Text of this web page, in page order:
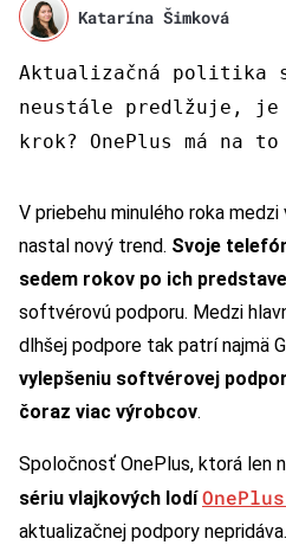
Katarína Šimková
Aktualizačná politika
neustále predlžuje, je
krok? OnePlus má na
V priebehu minulého roka
nastal nový trend. Svoje
sedem rokov po ich
softvérovú podporu. Medzi
dlhšej podpore tak patrí najmä
vylepšeniu softvérovej
čoraz viac výrobcov.
Spoločnosť OnePlus, ktorá len
sériu vlajkových lodí
aktualizačnej podpory